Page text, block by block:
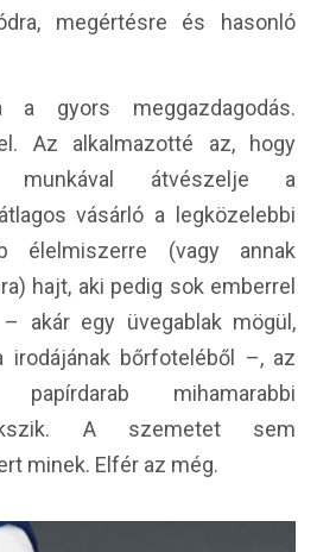
megértésre és hasonló
gyors meggazdagodás.
Az alkalmazotté az, hogy
munkával átvészelje a
vásárló a legközelebbi
élelmiszerre (vagy annak
hajt, aki pedig sok emberrel
akár egy üvegablak mögül,
irodájának bőrfoteléből –, az
mihamarabbi
A szemetet sem
minek. Elfér az még.